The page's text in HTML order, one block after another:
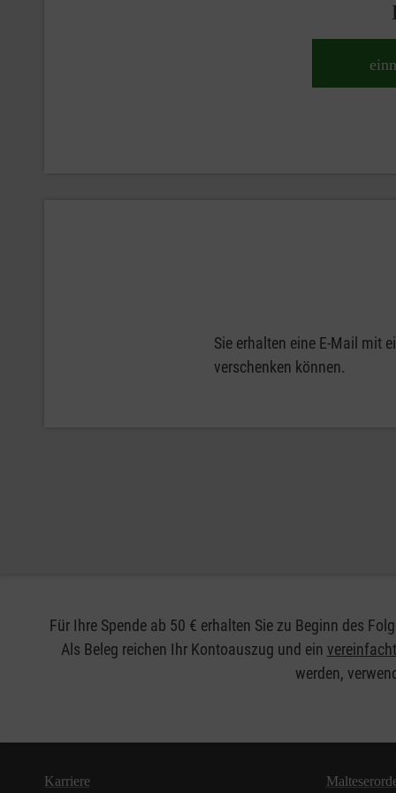
Sie erhalten eine E-Mail mit
verschenken können.
Für Ihre Spende ab 50 € erhalten Sie zu Beginn des
Als Beleg reichen Ihr Kontoauszug und ein
werden,
Karriere